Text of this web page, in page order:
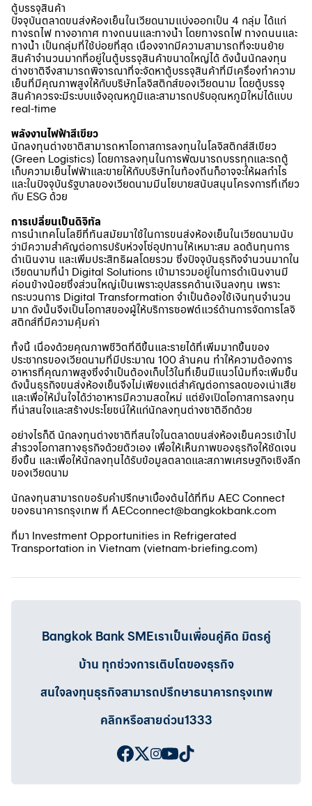
ตู้บรรจุสินค้า
ปัจจุบันตลาดขนส่งห้องเย็นในเวียดนามแบ่งออกเป็น 4 กลุ่ม ได้แก่
ทางรถไฟ ทางอากาศ ทางถนนและทางน้ำ โดยทางรถไฟ ทางถนนและ
ทางน้ำ เป็นกลุ่มที่ใช้บ่อยที่สุด เนื่องจากมีความสามารถที่จะขนย้าย
สินค้าจำนวนมากที่อยู่ในตู้บรรจุสินค้าขนาดใหญ่ได้ ดังนั้นนักลงทุน
ต่างชาติจึงสามารถพิจารณาที่จะจัดหาตู้บรรจุสินค้าที่มีเครื่องทำความ
เย็นที่มีคุณภาพสูงให้กับบริษัทโลจิสติกส์ของเวียดนาม โดยตู้บรรจุ
สินค้าควรจะมีระบบแจ้งอุณหภูมิและสามารถปรับอุณหภูมิใหม่ได้แบบ
real-time
พลังงานไฟฟ้าสีเขียว
นักลงทุนต่างชาติสามารถหาโอกาสการลงทุนในโลจิสติกส์สีเขียว
(Green Logistics) โดยการลงทุนในการพัฒนารถบรรทุกและรถตู้
เก็บความเย็นไฟฟ้าและขายให้กับบริษัทในท้องถิ่นก็อาจจะให้ผลกำไร
และในปัจจุบันรัฐบาลของเวียดนามมีนโยบายสนับสนุนโครงการที่เกี่ยว
กับ ESG ด้วย
การเปลี่ยนเป็นดิจิทัล
การนำเทคโนโลยีที่ทันสมัยมาใช้ในการขนส่งห้องเย็นในเวียดนามนับ
ว่ามีความสำคัญต่อการปรับห่วงโซ่อุปทานให้เหมาะสม ลดต้นทุนการ
ดำเนินงาน และเพิ่มประสิทธิผลโดยรวม ซึ่งปัจจุบันธุรกิจจำนวนมากใน
เวียดนามที่นำ Digital Solutions เข้ามารวมอยู่ในการดำเนินงานมี
ค่อนข้างน้อยซึ่งส่วนใหญ่เป็นเพราะอุปสรรคด้านเงินลงทุน เพราะ
กระบวนการ Digital Transformation จำเป็นต้องใช้เงินทุนจำนวน
มาก ดังนั้นจึงเป็นโอกาสของผู้ให้บริการซอฟต์แวร์ด้านการจัดการโลจิ
สติกส์ที่มีความคุ้มค่า
ทั้งนี้ เนื่องด้วยคุณภาพชีวิตที่ดีขึ้นและรายได้ที่เพิ่มมากขึ้นของ
ประชากรของเวียดนามที่มีประมาณ 100 ล้านคน ทำให้ความต้องการ
อาหารที่คุณภาพสูงซึ่งจำเป็นต้องเก็บไว้ในที่เย็นมีแนวโน้มที่จะเพิ่มขึ้น
ดังนั้นธุรกิจขนส่งห้องเย็นจึงไม่เพียงแต่สำคัญต่อการลดของเน่าเสีย
และเพื่อให้มั่นใจได้ว่าอาหารมีความสดใหม่ แต่ยังเปิดโอกาสการลงทุน
ที่น่าสนใจและสร้างประโยชน์ให้แก่นักลงทุนต่างชาติอีกด้วย
อย่างไรก็ดี นักลงทุนต่างชาติที่สนใจในตลาดขนส่งห้องเย็นควรเข้าไป
สำรวจโอกาสทางธุรกิจด้วยตัวเอง เพื่อให้เห็นภาพของธุรกิจให้ชัดเจน
ยิ่งขึ้น และเพื่อให้นักลงทุนได้รับข้อมูลตลาดและสภาพเศรษฐกิจเชิงลึก
ของเวียดนาม
นักลงทุนสามารถขอรับคำปรึกษาเบื้องต้นได้ที่ทีม AEC Connect
ของธนาคารกรุงเทพ ที่ AECconnect@bangkokbank.com
ที่มา Investment Opportunities in Refrigerated
Transportation in Vietnam (vietnam-briefing.com)
Bangkok Bank SMEเราเป็นเพื่อนคู่คิด มิตรคู่
บ้าน ทุกช่วงการเติบโตของธุรกิจ
สนใจลงทุนธุรกิจสามารถปรึกษาธนาคารกรุงเทพ
คลิกหรือสายด่วน1333